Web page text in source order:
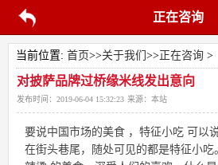
正在咨询
当前位置: 首页>>关于我们 >>正在咨询>
对披萨品牌过桥缘米线发出意向
发布时间： 2019-06-04 15:32:23 来源： 本站
要说中国市场的美食 ，特征小吃 可以
在街头巷尾，随处可见的都是特征小